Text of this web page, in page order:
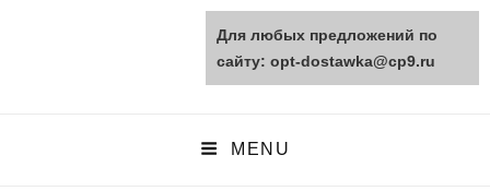
opt-dostawka.ru
MENU
Для любых предложений по
сайту: opt-dostawka@cp9.ru